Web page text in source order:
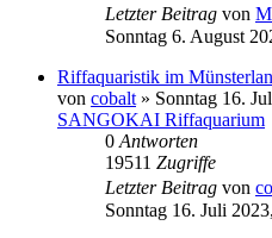
Letzter Beitrag von
Sonntag 6. August
Riffaquaristik im
von cobalt » Sonntag 16.
SANGOKAI Riffaquarium
0 Antworten
19511 Zugriffe
Letzter Beitrag von
Sonntag 16. Juli